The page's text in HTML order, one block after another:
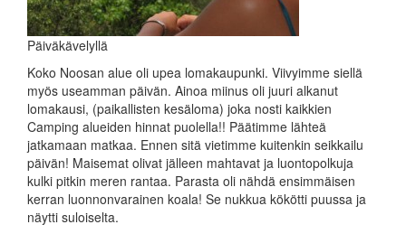
Päiväkävelyllä
Koko Noosan alue oli upea lomakaupunki. Viivyimme siellä
myös useamman päivän. Ainoa miinus oli juuri alkanut
lomakausi, (paikallisten kesäloma) joka nosti kaikkien
Camping alueiden hinnat puolella!! Päätimme lähteä
jatkamaan matkaa. Ennen sitä vietimme kuitenkin seikkailu
päivän! Maisemat olivat jälleen mahtavat ja luontopolkuja
kulki pitkin meren rantaa. Parasta oli nähdä ensimmäisen
kerran luonnonvarainen koala! Se nukkua kökötti puussa ja
näytti suloiselta.